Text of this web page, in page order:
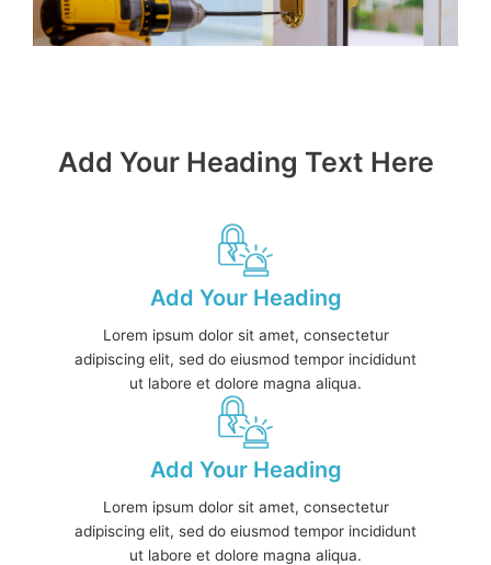
Add Your Heading Text Here
Add Your Heading
Lorem ipsum dolor sit amet, consectetur
adipiscing elit, sed do eiusmod tempor incididunt
ut labore et dolore magna aliqua.
Add Your Heading
Lorem ipsum dolor sit amet, consectetur
adipiscing elit, sed do eiusmod tempor incididunt
ut labore et dolore magna aliqua.